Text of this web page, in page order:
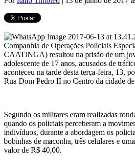
Companhia de Operações Policiais
CAATINGA) resultou na prisão de um
adolescente de 17 anos, acusados de
aconteceu na tarde desta terça-feira, 13,
Rua Dom Pedro II no Centro da cidade
Segundo os militares eram realizadas
quando os policiais perceberam a
indivíduos, durante a abordagem os
bobinhas de maconha, três celulares e
valor de R$ 40,00.